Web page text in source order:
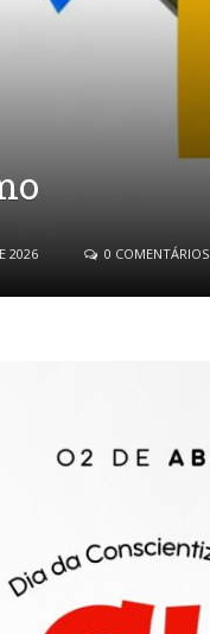
2026 0 COMENTÁRIOS